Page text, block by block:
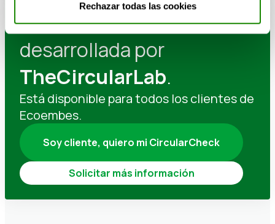
Rechazar todas las cookies
CircularCheck ha sido
desarrollada por
TheCircularLab.
Está disponible para todos los clientes de
Ecoembes.
Soy cliente, quiero mi CircularCheck
Solicitar más información